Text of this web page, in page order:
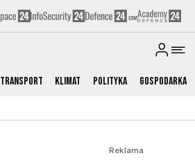
Transport Klimat Polityka Gospodarka
Reklama